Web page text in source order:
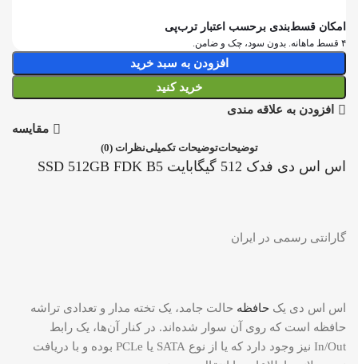
امکان قسط‌بندی برحسب اعتبار ترب‌پی
۴ قسط ماهانه. بدون سود، چک و ضامن.
افزودن به سبد خرید
خرید کنید
افزودن به علاقه مندی
مقایسه
توضیحاتتوضیحات تکمیلینظرات (0)
اس اس دی فدک 512 گیگابایت SSD 512GB FDK B5
گارانتی رسمی در ایران
اس اس دی یک حافظه حالت جامد، یک تخته مدار و تعدادی تراشه
حافظه است که روی آن سوار شده‌اند. در کنار آن‌ها، یک رابط
In/Out نیز وجود دارد که یا از نوع SATA یا PCLe بوده و با دریافت